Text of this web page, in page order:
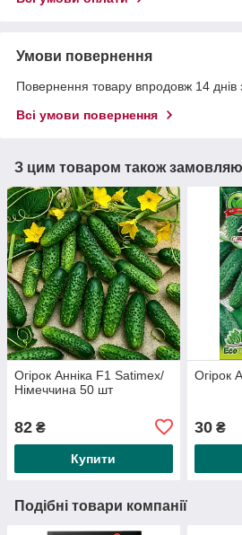
Умови повернення
Повернення товару впродовж 14 днів
Всі умови повернення
З цим товаром також
Огірок Анніка F1 Satimex/
Німеччина 50 шт
82 ₴
Купити
Огірок
30₴
Подібні товари компанії